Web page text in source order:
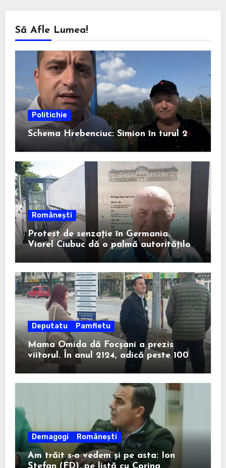
Să Afle Lumea!
Politichie
Schema Hrebenciuc: Simion în turul 2
Românești
Protest de senzație în Germania.
Viorel Ciubuc dă o palmă autorităților
din România. Bravo, domnule inginer!
Deputatu Pamfletu
Mama Omida dă Focșani a prezis
viitorul. În anul 2124, adică peste 100
de ani, un anume Ion Ștefan va câștiga
la Consiliul Județean.
Demagogi Românești
Am trăit s-o vedem și pe asta: Ion